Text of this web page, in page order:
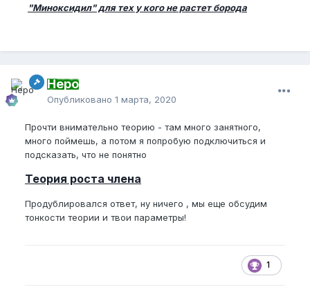
"Миноксидил" для тех у кого не растет борода
Неро
Опубликовано 1 марта, 2020
Прочти внимательно теорию - там много занятного,
много поймешь, а потом я попробую подключиться и
подсказать, что не понятно
Теория роста члена
Продублировался ответ, ну ничего , мы еще обсудим
тонкости теории и твои параметры!
1